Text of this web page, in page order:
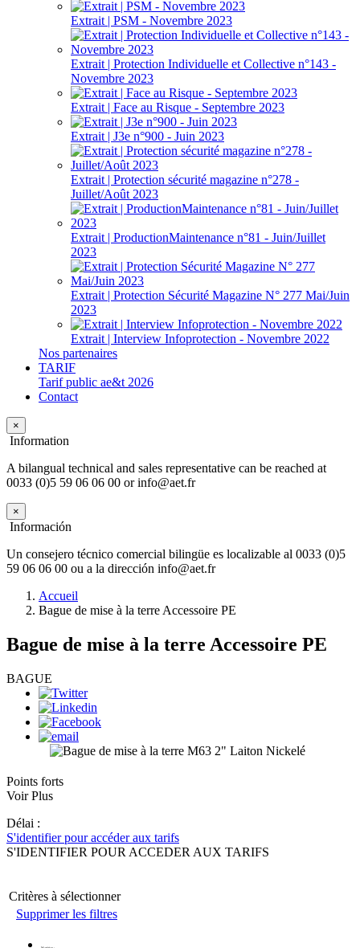
Extrait | PSM - Novembre 2023
Extrait | Protection Individuelle et Collective n°143 -
Novembre 2023
Extrait | Face au Risque - Septembre 2023
Extrait | J3e n°900 - Juin 2023
Extrait | Protection sécurité magazine n°278 -
Juillet/Août 2023
Extrait | ProductionMaintenance n°81 - Juin/Juillet
2023
Extrait | Protection Sécurité Magazine N° 277 Mai/Juin
2023
Extrait | Interview Infoprotection - Novembre 2022
Nos partenaires
TARIF
Tarif public ae&t 2026
Contact
×
Information
A bilangual technical and sales representative can be reached at
0033 (0)5 59 06 06 00 or info@aet.fr
×
Información
Un consejero técnico comercial bilingüe es localizable al 0033 (0)5
59 06 06 00 ou a la dirección info@aet.fr
Accueil
Bague de mise à la terre Accessoire PE
Bague de mise à la terre Accessoire PE
BAGUE
Points forts
Voir Plus
Délai :
S'identifier pour accéder aux tarifs
S'IDENTIFIER POUR ACCEDER AUX TARIFS
Critères à sélectionner
Supprimer les filtres